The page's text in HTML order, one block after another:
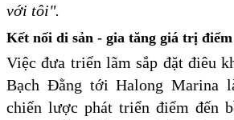
với tôi".
Kết nối di sản - gia tăng giá trị
Việc đưa triển lãm sắp đặt điêu
Bạch Đằng tới Halong Marina
chiến lược phát triển điểm đến